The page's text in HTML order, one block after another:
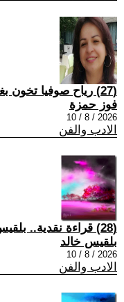
(27) رياح صوفيا تخون بغداد اسماعيل ابراهيم عبد
فوز حمزة
2026 / 8 / 10
الادب والفن
(28) قراءة نقدية.. بلقيس تراسل الشمس
بلقيس خالد
2026 / 8 / 10
الادب والفن